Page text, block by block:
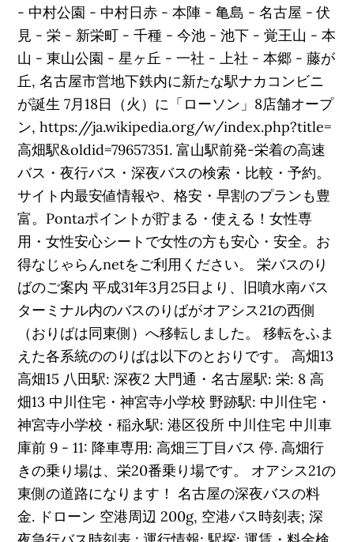
- 中村公園 - 中村日赤 - 本陣 - 亀島 - 名古屋 - 伏
見 - 栄 - 新栄町 - 千種 - 今池 - 池下 - 覚王山 - 本
山 - 東山公園 - 星ヶ丘 - 一社 - 上社 - 本郷 - 藤が
丘, 名古屋市営地下鉄内に新たな駅ナカコンビニ
が誕生 7月18日（火）に「ローソン」8店舗オープ
ン, https://ja.wikipedia.org/w/index.php?title=
高畑駅&oldid=79657351. 富山駅前発-栄着の高速
バス・夜行バス・深夜バスの検索・比較・予約。
サイト内最安値情報や、格安・早割のプランも豊
富。Pontaポイントが貯まる・使える！女性専
用・女性安心シートで女性の方も安心・安全。お
得なじゃらんnetをご利用ください。 栄バスのり
ばのご案内 平成31年3月25日より、旧噴水南バス
ターミナル内のバスのりばがオアシス21の西側
（おりばは同東側）へ移転しました。 移転をふま
えた各系統ののりばは以下のとおりです。 高畑13
高畑15 八田駅: 深夜2 大門通・名古屋駅: 栄: 8 高
畑13 中川住宅・神宮寺小学校 野跡駅: 中川住宅・
神宮寺小学校・稲永駅: 港区役所 中川住宅 中川車
庫前 9 - 11: 降車専用: 高畑三丁目バス 停. 高畑行
きの乗り場は、栄20番乗り場です。 オアシス21の
東側の道路になります！ 名古屋の深夜バスの料
金. ドローン 空港周辺 200g, 空港バス時刻表; 深